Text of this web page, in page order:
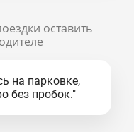
оставить
на парковке,
без пробок."